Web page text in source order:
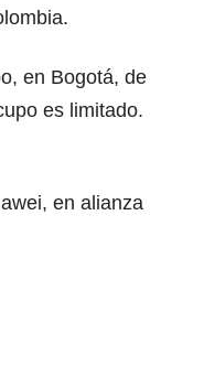
en Bogotá, de
es limitado.
en alianza